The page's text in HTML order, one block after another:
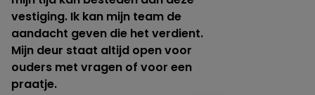
vestiging. Ik kan mijn team de
aandacht geven die het verdient.
Mijn deur staat altijd open voor
ouders met vragen of voor een
praatje.